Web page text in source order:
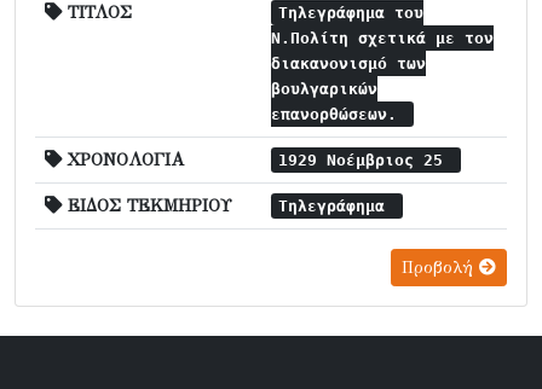
ΤΙΤΛΟΣ
Τηλεγράφημα του
Ν.Πολίτη σχετικά με τον
διακανονισμό των
βουλγαρικών
επανορθώσεων.
ΧΡΟΝΟΛΟΓΙΑ 1929 Νοέμβριος 25
ΕΙΔΟΣ ΤΕΚΜΗΡΙΟΥ Τηλεγράφημα
Προβολή